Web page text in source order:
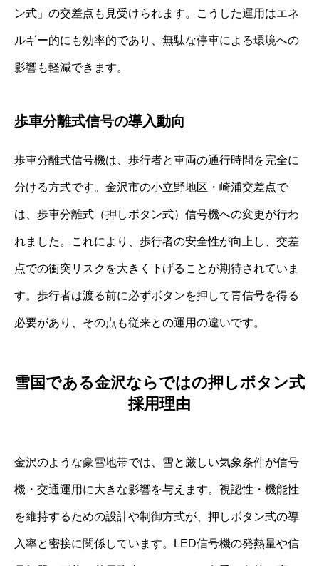
ン式」の交差点も見受けられます。こうした運用はエネ
ルギー的にも効率的であり、無駄な停車による環境への
影響も軽減できます。
歩車分離式信号の導入動向
歩車分離式信号機は、歩行者と車両の通行時間を完全に
分ける方式です。金沢市の小立野地区・崎浦交差点で
は、歩車分離式（押しボタン式）信号機への変更が行わ
れました。これにより、歩行者の安全性が向上し、交差
点での衝突リスクを大きく下げることが期待されていま
す。歩行者は渡る前に必ずボタンを押して青信号を得る
必要があり、その点も従来との運用の違いです。
雪国である金沢ならではの押しボタン式
採用理由
金沢のような豪雪地帯では、雪と厳しい気象条件が信号
機・交通運用に大きな影響を与えます。視認性・機能性
を維持するための設計や制御方式が、押しボタン式の導
入率と密接に関係しています。LED信号機の発熱量や信